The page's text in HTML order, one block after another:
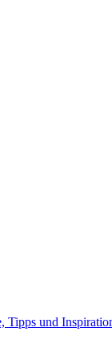
Tipps und